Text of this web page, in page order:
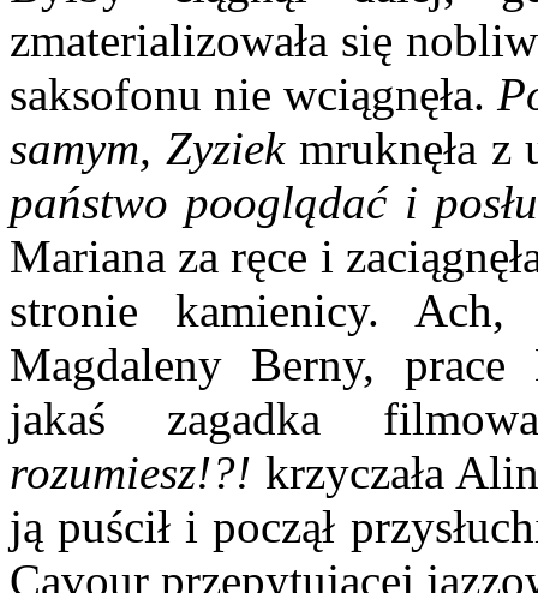
zmaterializowała się
saksofonu nie wciągnęła.
samym, Zyziekmruknęła z
państwo pooglądać i
Mariana za ręce i
stronie kamienicy.
Magdaleny Berny, prace
jakaś zagadka
rozumiesz!?! krzyczała
ją puścił i począł
Cavour przepytującej